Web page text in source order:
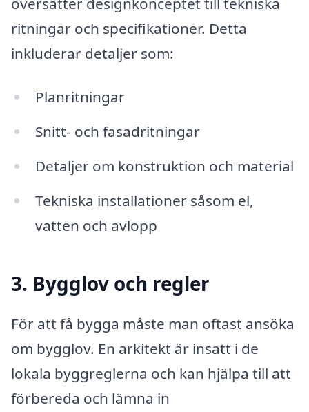
ritningar och specifikationer. Detta
inkluderar detaljer som:
Planritningar
Snitt- och fasadritningar
Detaljer om konstruktion och material
Tekniska installationer såsom el,
vatten och avlopp
3. Bygglov och regler
För att få bygga måste man oftast ansöka
om bygglov. En arkitekt är insatt i de
lokala byggreglerna och kan hjälpa till att
förbereda och lämna in